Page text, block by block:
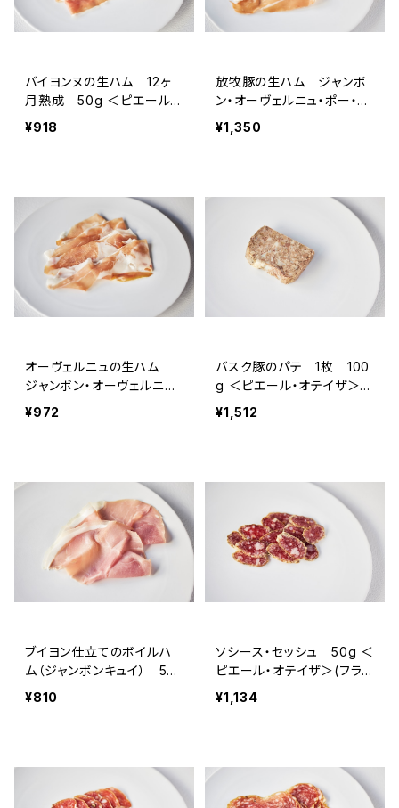
バイヨンヌの生ハム 12ヶ
月熟成 50g ＜ピエール・
オテイザ＞(フランス・バス
¥918
放牧豚の生ハム ジャンボ
ン・オーヴェルニュ・ポー・フ
ェルミエ 16ヶ月熟成 50
g ＜メゾン・ラボリー＞（フ
¥1,350
オーヴェルニュの生ハム
ジャンボン・オーヴェルニュI.
G.P. 12ヶ月熟成 50g ＜
¥972
バスク豚のパテ 1枚 100
g ＜ピエール・オテイザ＞
(フランス・バスク)
¥1,512
ブイヨン仕立てのボイルハ
ム（ジャンボンキュイ） 50
g ＜ピエール・オテイザ＞
¥810
ソシース・セッシュ 50g ＜
ピエール・オテイザ＞(フラン
ス・バスク)
¥1,134